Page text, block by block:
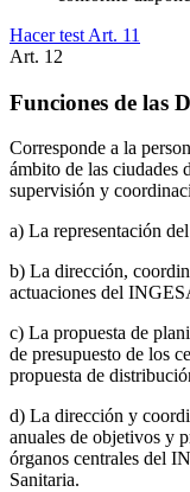
Hacer test Art. 11
Art. 12
Funciones de las
Corresponde a la
ámbito de las ciudades
supervisión y
a) La representación
b) La dirección,
actuaciones del
c) La propuesta de
de presupuesto de los
propuesta de
d) La dirección y
anuales de objetivos y
órganos centrales del
Sanitaria.